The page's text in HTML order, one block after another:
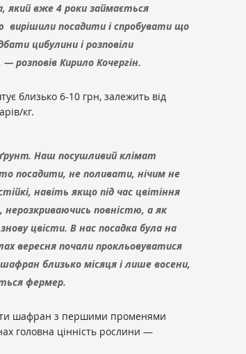
який вже 4 роки займається
посадити і спробувати що
цибулини і розповіли
розповів Кирило Кочергін.
близько 6-10 грн, залежить від
кг.
Наш посушливий клімат
посадити, не поливати, нічим не
навіть якщо під час цвітіння
нерозкриваючись повністю, а як
цвісти. В нас посадка була на
вересня почали прокльовуватися
близько місяця і лише восени,
фермер.
шафран з першими променями
головна цінність рослини —